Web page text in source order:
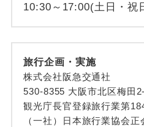
10:30～17:00(土日・祝
旅行企画・実施
株式会社阪急交通社
530-8355 大阪市北区梅田
観光庁長官登録旅行業第
（一社）日本旅行業協会正